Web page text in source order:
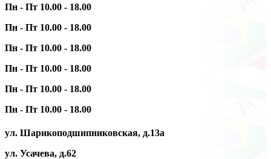
Пн - Пт 10.00 - 18.00
Пн - Пт 10.00 - 18.00
Пн - Пт 10.00 - 18.00
Пн - Пт 10.00 - 18.00
Пн - Пт 10.00 - 18.00
Пн - Пт 10.00 - 18.00
ул. Шарикоподшипниковская, д.13а
ул. Усачева, д.62